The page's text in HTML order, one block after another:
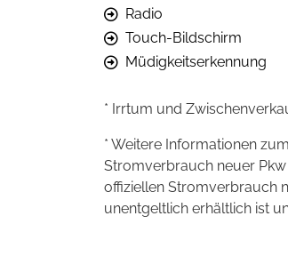
Radio
Touch-Bildschirm
Müdigkeitserkennung
* Irrtum und
* Weitere Informationen
Stromverbrauch neuer
offiziellen Stromverbrauch
unentgeltlich erhältlich ist